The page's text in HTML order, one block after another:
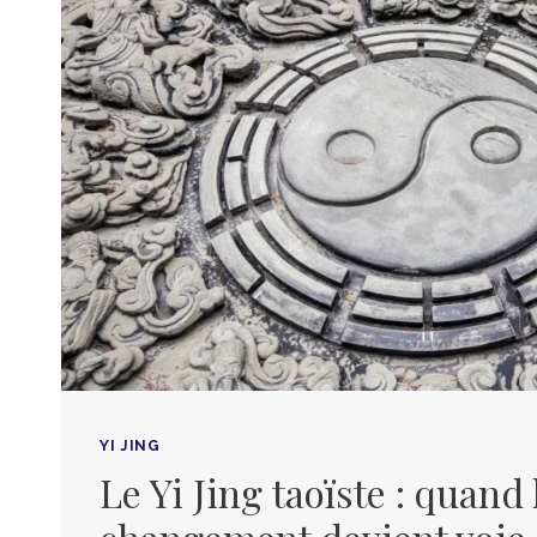
YI JING
Le Yi Jing taoïste : quand